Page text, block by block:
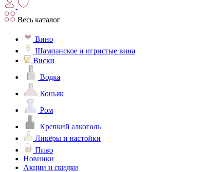
Весь каталог
Вино
Шампанское и игристые вина
Виски
Водка
Коньяк
Ром
Крепкий алкоголь
Ликёры и настойки
Пиво
Новинки
Акции и скидки